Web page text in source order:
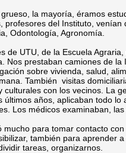
la mayoría, éramos
profesores del Instituto, venían
Odontología, Agronomía.
de UTU, de la Escuela
Nos prestaban camiones de la
sobre vivienda, salud,
También visitas
culturales con los vecinos. La
últimos años, aplicaban todo lo
Los médicos examinaban,
mucho para tomar contacto
también para aprender a
tareas, organizarnos.